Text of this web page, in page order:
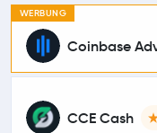
WERBUNG
CCE Cash